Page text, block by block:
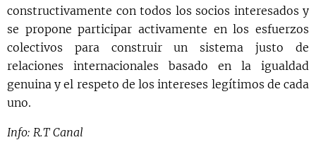
constructivamente con todos los socios interesados y
se propone participar activamente en los esfuerzos
colectivos para construir un sistema justo de
relaciones internacionales basado en la igualdad
genuina y el respeto de los intereses legítimos de cada
uno.
Info: R.T Canal